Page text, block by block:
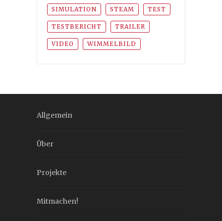
SIMULATION STEAM TEST
TESTBERICHT TRAILER
VIDEO WIMMELBILD
Allgemein
Über
Projekte
Mitmachen!